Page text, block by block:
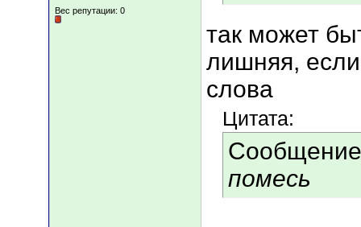
Вес репутации: 0
так может
лишняя,
слова
Цитата:
помесь